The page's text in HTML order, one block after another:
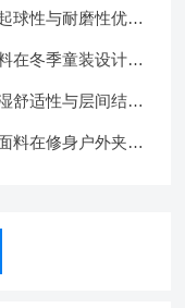
球性与耐磨性优化
在冬季童装设计中
舒适性与层间结合
料在修身户外夹克